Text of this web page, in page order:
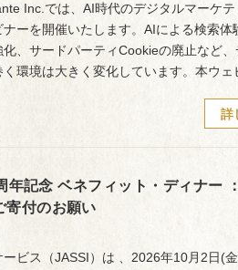
Inc.では、AI時代のデジタルマーケ
ーを開催いたします。AIによる検索体
、サードパーティCookieの廃止など
環境は大きく変化しています。本ウェ
詳
年記念 ベネフィット・ディナー
寄付のお願い
ービス（JASSI）は 、2026年10月2日(